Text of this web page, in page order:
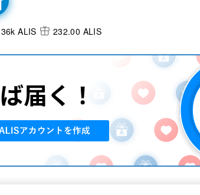
ALIS 232.00 ALIS